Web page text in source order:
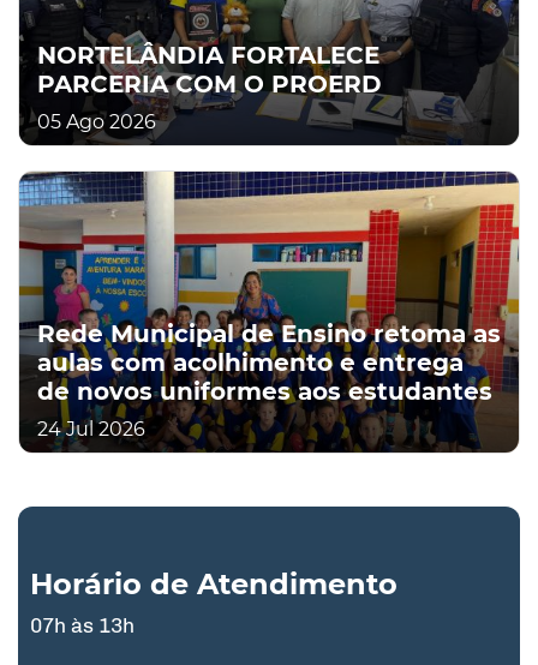
NORTELÂNDIA FORTALECE
PARCERIA COM O PROERD
05 Ago 2026
Rede Municipal de Ensino retoma as
aulas com acolhimento e entrega
de novos uniformes aos estudantes
24 Jul 2026
Horário de Atendimento
07h às 13h